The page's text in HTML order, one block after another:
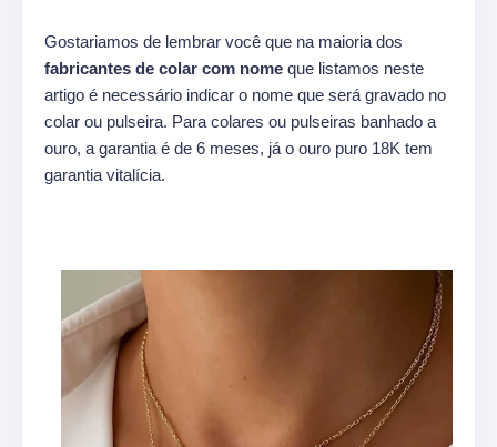
Gostariamos de lembrar você que na maioria dos
fabricantes de colar com nome que listamos neste
artigo é necessário indicar o nome que será gravado no
colar ou pulseira. Para colares ou pulseiras banhado a
ouro, a garantia é de 6 meses, já o ouro puro 18K tem
garantia vitalícia.